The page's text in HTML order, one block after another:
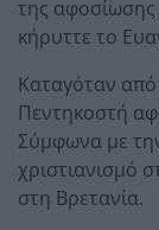
της αφοσίωσης
κήρυττε το
Καταγόταν από
Πεντηκοστή
Σύμφωνα με
χριστιανισμό
στη Βρετανία.